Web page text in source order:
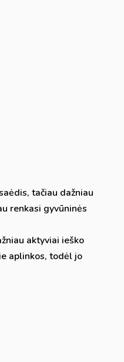
tačiau dažniau
renkasi gyvūninės
aktyviai ieško
aplinkos, todėl jo